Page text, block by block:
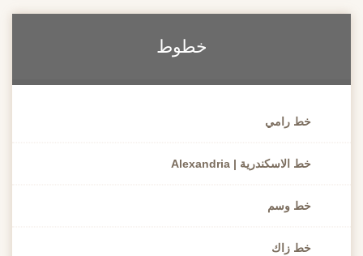
خطوط
خط رامي
خط الاسكندرية | Alexandria
خط وسم
خط زاك